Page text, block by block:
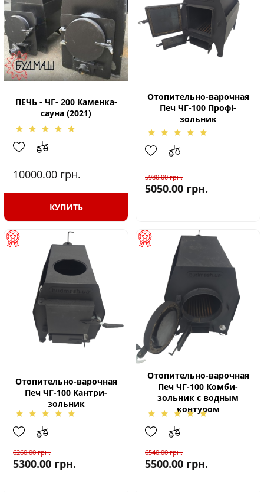
ПЕЧЬ - ЧГ- 200 Каменка-
сауна (2021)
10000.00 грн.
КУПИТЬ
Отопительно-варочная
Печ ЧГ-100 Профі-
зольник
5980.00грн.
5050.00 грн.
Отопительно-варочная
Печ ЧГ-100 Кантри-
зольник
6260.00грн.
5300.00 грн.
Отопительно-варочная
Печ ЧГ-100 Комби-
зольник с водным
контуром
6540.00грн.
5500.00 грн.